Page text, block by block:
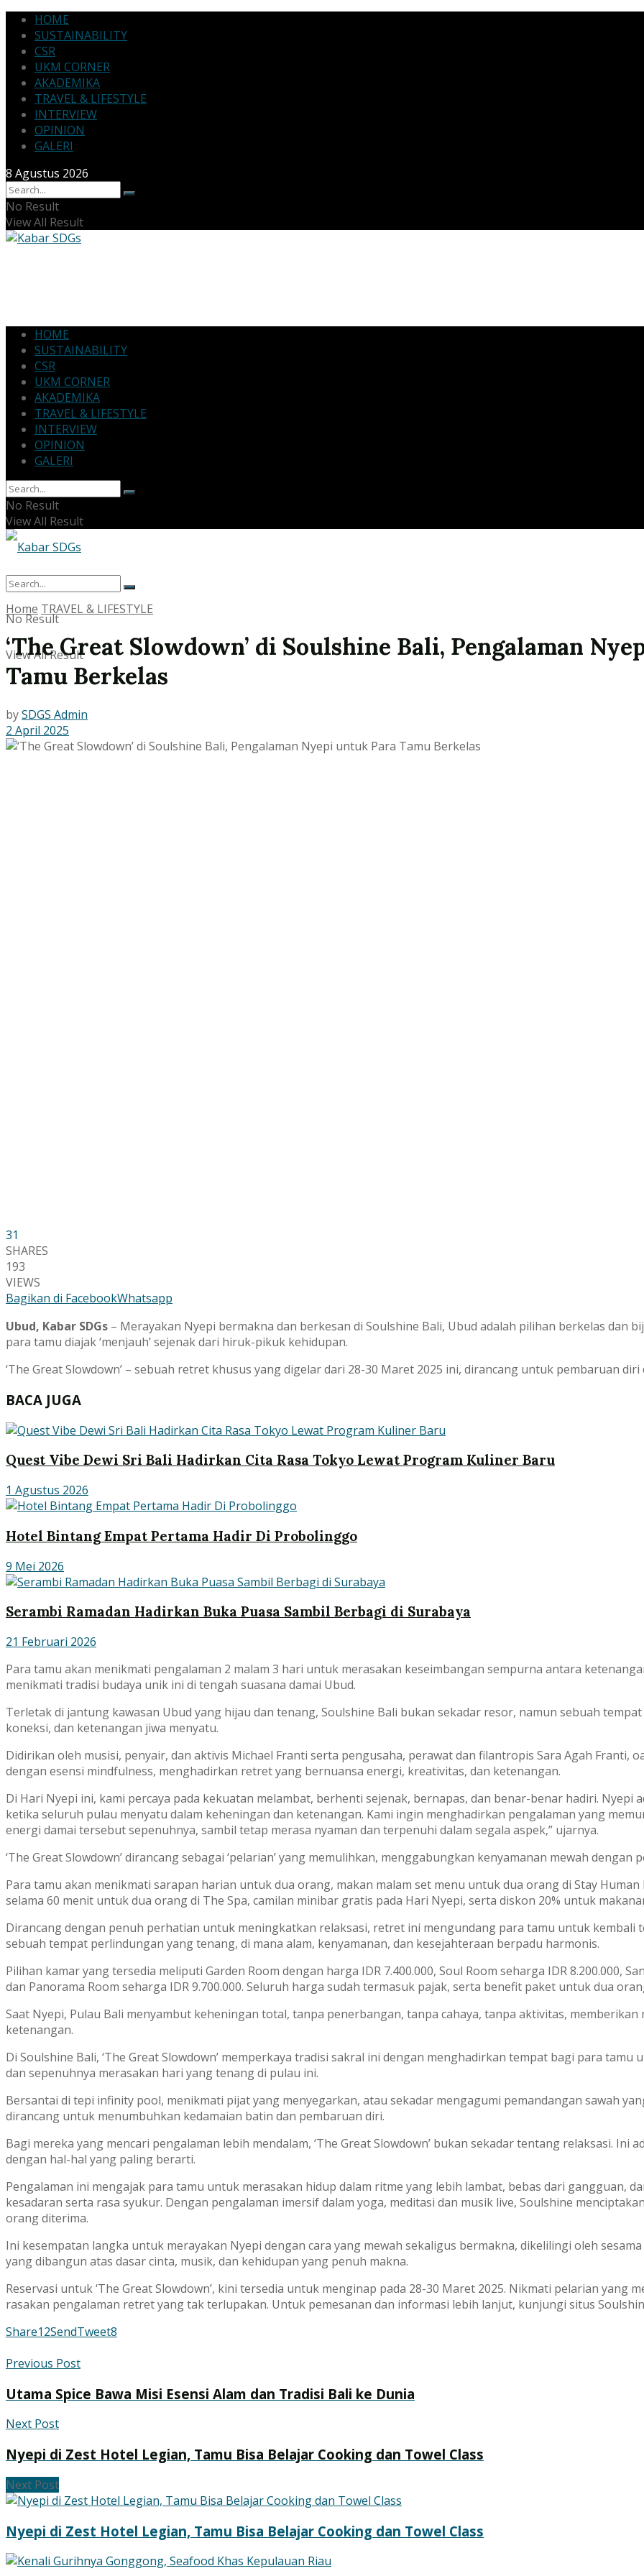
HOME
SUSTAINABILITY
CSR
UKM CORNER
AKADEMIKA
TRAVEL & LIFESTYLE
INTERVIEW
OPINION
GALERI
8 Agustus 2026
No Result
View All Result
HOME
SUSTAINABILITY
CSR
UKM CORNER
AKADEMIKA
TRAVEL & LIFESTYLE
INTERVIEW
OPINION
GALERI
No Result
View All Result
No Result
View All Result
Home TRAVEL & LIFESTYLE
‘The Great Slowdown’ di Soulshine Bali, Pengalaman
Tamu Berkelas
bySDGS Admin
2 April 2025
31
SHARES
193
VIEWS
Bagikan di FacebookWhatsapp
Ubud, Kabar SDGs – Merayakan Nyepi bermakna dan berkesan di Soulshine Bali, Ubud adalah pilihan berkelas dan
para tamu diajak ‘menjauh’ sejenak dari hiruk-pikuk kehidupan.
‘The Great Slowdown’ – sebuah retret khusus yang digelar dari 28-30 Maret 2025 ini, dirancang untuk pembaruan diri
BACA JUGA
Quest Vibe Dewi Sri Bali Hadirkan Cita Rasa Tokyo Lewat Program Kuliner Baru
1 Agustus 2026
Hotel Bintang Empat Pertama Hadir Di Probolinggo
9 Mei 2026
Serambi Ramadan Hadirkan Buka Puasa Sambil Berbagi di Surabaya
21 Februari 2026
Para tamu akan menikmati pengalaman 2 malam 3 hari untuk merasakan keseimbangan sempurna antara
menikmati tradisi budaya unik ini di tengah suasana damai Ubud.
Terletak di jantung kawasan Ubud yang hijau dan tenang, Soulshine Bali bukan sekadar resor, namun sebuah tempat
koneksi, dan ketenangan jiwa menyatu.
Didirikan oleh musisi, penyair, dan aktivis Michael Franti serta pengusaha, perawat dan filantropis Sara Agah Franti,
dengan esensi mindfulness, menghadirkan retret yang bernuansa energi, kreativitas, dan ketenangan.
Di Hari Nyepi ini, kami percaya pada kekuatan melambat, berhenti sejenak, bernapas, dan benar-benar hadiri. Nyepi
ketika seluruh pulau menyatu dalam keheningan dan ketenangan. Kami ingin menghadirkan pengalaman yang
energi damai tersebut sepenuhnya, sambil tetap merasa nyaman dan terpenuhi dalam segala aspek,” ujarnya.
‘The Great Slowdown’ dirancang sebagai ‘pelarian’ yang memulihkan, menggabungkan kenyamanan mewah dengan
Para tamu akan menikmati sarapan harian untuk dua orang, makan malam set menu untuk dua orang di Stay
selama 60 menit untuk dua orang di The Spa, camilan minibar gratis pada Hari Nyepi, serta diskon 20% untuk
Dirancang dengan penuh perhatian untuk meningkatkan relaksasi, retret ini mengundang para tamu untuk kembali
sebuah tempat perlindungan yang tenang, di mana alam, kenyamanan, dan kesejahteraan berpadu harmonis.
Pilihan kamar yang tersedia meliputi Garden Room dengan harga IDR 7.400.000, Soul Room seharga IDR 8.200.000,
dan Panorama Room seharga IDR 9.700.000. Seluruh harga sudah termasuk pajak, serta benefit paket untuk dua
Saat Nyepi, Pulau Bali menyambut keheningan total, tanpa penerbangan, tanpa cahaya, tanpa aktivitas,
ketenangan.
Di Soulshine Bali, ‘The Great Slowdown’ memperkaya tradisi sakral ini dengan menghadirkan tempat bagi para
dan sepenuhnya merasakan hari yang tenang di pulau ini.
Bersantai di tepi infinity pool, menikmati pijat yang menyegarkan, atau sekadar mengagumi pemandangan sawah
dirancang untuk menumbuhkan kedamaian batin dan pembaruan diri.
Bagi mereka yang mencari pengalaman lebih mendalam, ‘The Great Slowdown’ bukan sekadar tentang relaksasi. Ini
dengan hal-hal yang paling berarti.
Pengalaman ini mengajak para tamu untuk merasakan hidup dalam ritme yang lebih lambat, bebas dari gangguan,
kesadaran serta rasa syukur. Dengan pengalaman imersif dalam yoga, meditasi dan musik live, Soulshine
orang diterima.
Ini kesempatan langka untuk merayakan Nyepi dengan cara yang mewah sekaligus bermakna, dikelilingi oleh
yang dibangun atas dasar cinta, musik, dan kehidupan yang penuh makna.
Reservasi untuk ‘The Great Slowdown’, kini tersedia untuk menginap pada 28-30 Maret 2025. Nikmati pelarian yang
rasakan pengalaman retret yang tak terlupakan. Untuk pemesanan dan informasi lebih lanjut, kunjungi situs
Share12SendTweet8
Previous Post
Utama Spice Bawa Misi Esensi Alam dan Tradisi Bali ke Dunia
Next Post
Nyepi di Zest Hotel Legian, Tamu Bisa Belajar Cooking dan Towel Class
Next Post
Nyepi di Zest Hotel Legian, Tamu Bisa Belajar Cooking dan Towel Class